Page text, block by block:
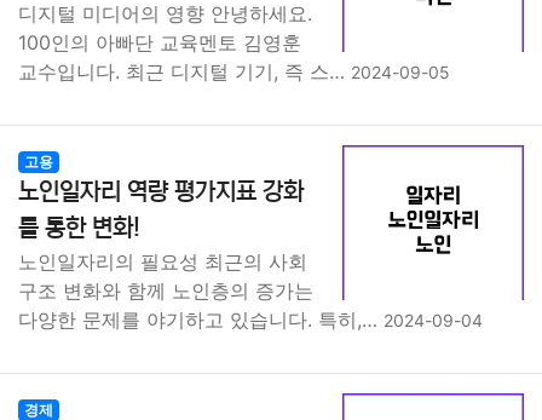
디지털 미디어의 영향 안녕하세요.
100인의 아빠단 교육멘토 김영훈
교수입니다. 최근 디지털 기기, 즉 스… 2024-09-05
고용
노인일자리 역량 평가지표 강화
를 통한 변화!
노인일자리의 필요성 최근의 사회
구조 변화와 함께 노인층의 증가는
다양한 문제를 야기하고 있습니다. 특히,… 2024-09-04
경제